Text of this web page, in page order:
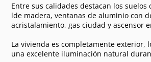
Entre sus calidades destacan los suelos
lde madera, ventanas de aluminio con
acristalamiento, gas ciudad y ascensor
La vivienda es completamente exterior,
una excelente iluminación natural